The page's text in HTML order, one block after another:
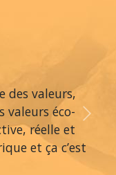
des valeurs,
valeurs éco-
réelle et
et ça c’est
Next